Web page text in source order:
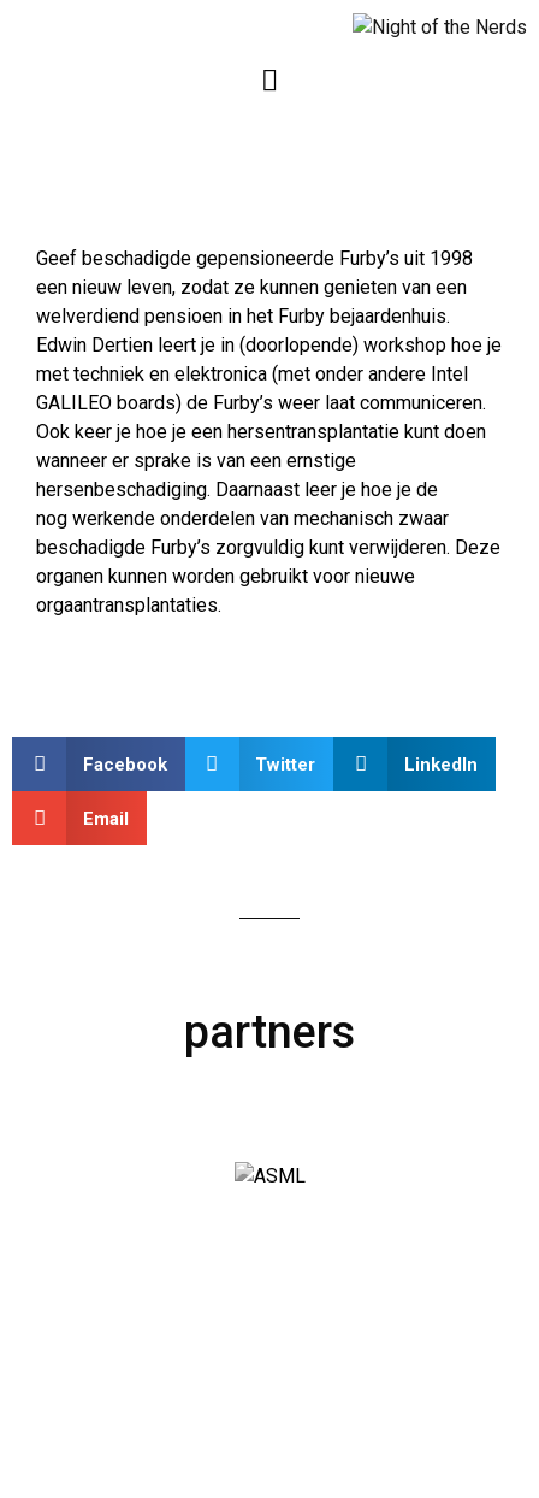
Geef beschadigde gepensioneerde Furby’s uit 1998
een nieuw leven, zodat ze kunnen genieten van een
welverdiend pensioen in het Furby bejaardenhuis.
Edwin Dertien leert je in (doorlopende) workshop hoe je
met techniek en elektronica (met onder andere Intel
GALILEO boards) de Furby’s weer laat communiceren.
Ook keer je hoe je een hersentransplantatie kunt doen
wanneer er sprake is van een ernstige
hersenbeschadiging. Daarnaast leer je hoe je de
nog werkende onderdelen van mechanisch zwaar
beschadigde Furby’s zorgvuldig kunt verwijderen. Deze
organen kunnen worden gebruikt voor nieuwe
orgaantransplantaties.
Facebook Twitter LinkedIn
Email
partners